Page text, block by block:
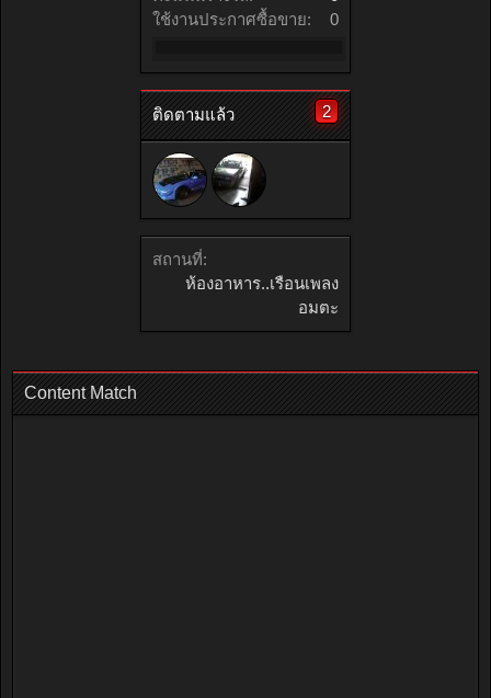
ใช้งานประกาศซื้อขาย:
0
ติดตามแล้ว 2
สถานที่:
ห้องอาหาร..เรือนเพลง
อมตะ
Content Match